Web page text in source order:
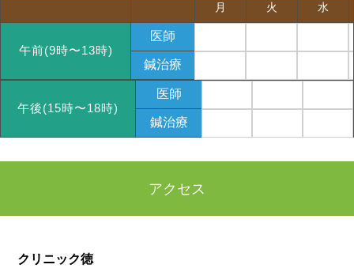
月 火 水
午前(9時〜13時)
医師
鍼治療
午後(15時〜18時)
医師
鍼治療
アクセス
クリニック徳